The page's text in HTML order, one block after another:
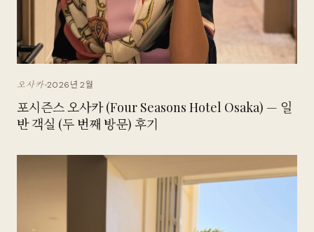
오사카 2026년 2월
포시즌스 오사카 (Four Seasons Hotel Osaka) — 일
반 객실 (두 번째 방문) 후기